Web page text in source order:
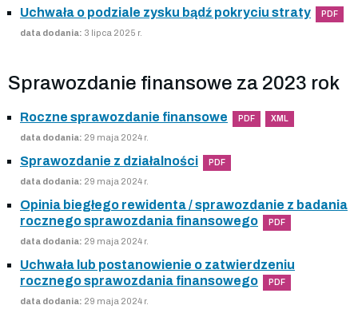
Uchwała o podziale zysku bądź pokryciu straty PDF
data dodania: 3 lipca 2025 r.
Sprawozdanie finansowe za 2023 rok
Roczne sprawozdanie finansowe PDF XML
data dodania: 29 maja 2024 r.
Sprawozdanie z działalności PDF
data dodania: 29 maja 2024 r.
Opinia biegłego rewidenta / sprawozdanie z badania
rocznego sprawozdania finansowego
PDF
data dodania: 29 maja 2024 r.
Uchwała lub postanowienie o zatwierdzeniu
rocznego sprawozdania finansowego
PDF
data dodania: 29 maja 2024 r.